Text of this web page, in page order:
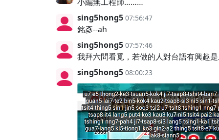
sing5hong5 07:56:47
銘彥--ah
sing5hong5 07:57:46
我拜六問看覓，若做的人對台語有興趣
sing5hong5 08:00:23